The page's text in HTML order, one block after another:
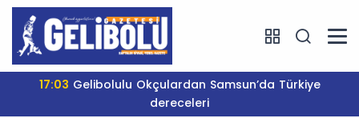
17:03
dereceleri